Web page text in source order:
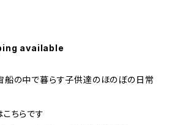
available
船の中で暮らす子供達のほのぼの日常
ちらです